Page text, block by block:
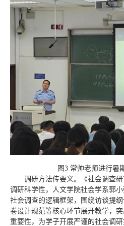
图3 常帅老师进行暑
调研方法传要义。《社会调查
调研科学性，人文学院社会学系郭
社会调查的逻辑框架，围绕访谈提
卷设计规范等核心环节展开教学，
重要性，为学子开展严谨的社会调研